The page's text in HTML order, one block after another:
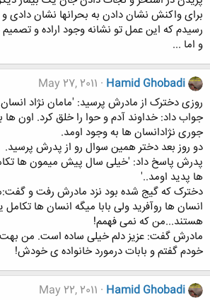
براى واکنش نشان دادن به بحرانها نشان دادى
رسیدم که این عمل تو نشانه وجود اراده و
و اما ...
Hamid Ghobadi
May 27, 2011
روزی دخترک از مادرش پرسید: 'مامان نژاد انسان
جواب داد: خداوند آدم و حوا را خلق کرد. اون ها
جوری نژادانسان ها به وجود اومد.
دو روز بعد دختر همین سوال رو از پدرش پرسید.
پدرش پاسخ داد: 'خیلی سال پیش میمون ها
ها پدید اومد..'
دخترک که گیج شده بود نزد مادرش رفت و
انسان ها روآفرید ولی بابا میگه انسان ها
هستند...من که نمی فهمم!
مادرش گفت: عزیز دلم خیلی ساده است. من بهت
خودم گفتم و بابات درمورد خانواده ی خودش!
Hamid Ghobadi
May 22, 2011